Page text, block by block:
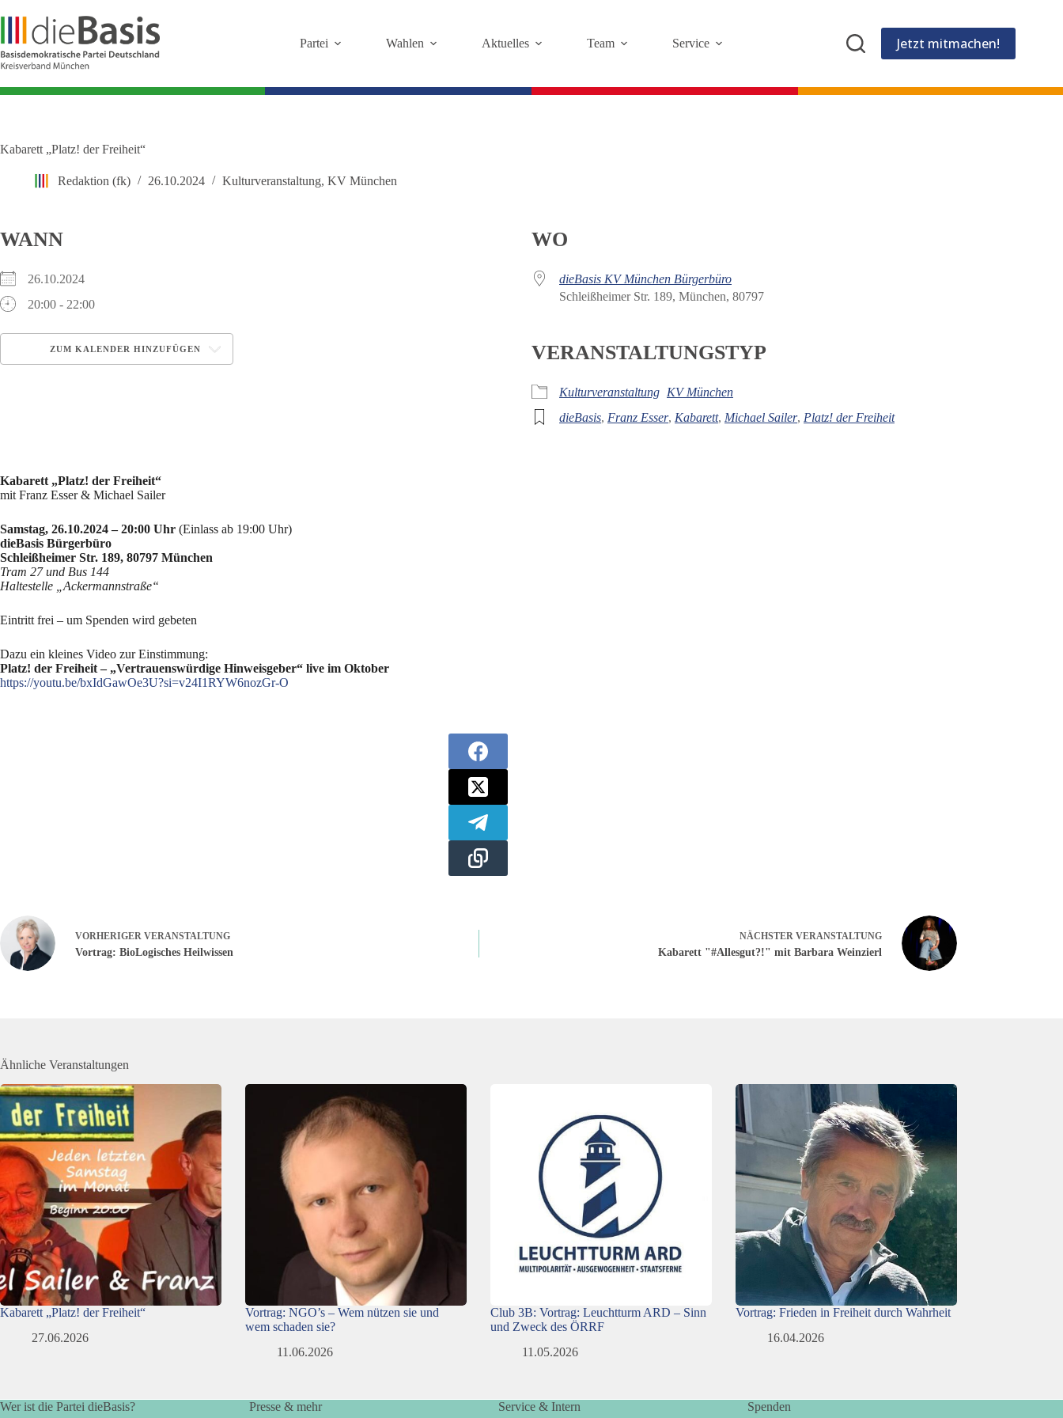
Inhalt
springen
Partei Wahlen Aktuelles Team Service Jetzt mitmachen!
Kabarett „Platz! der Freiheit“
Redaktion (fk) 26.10.2024 Kulturveranstaltung, KV München
WANN
26.10.2024
20:00 - 22:00
ZUM KALENDER HINZUFÜGEN
WO
dieBasis KV München Bürgerbüro
Schleißheimer Str. 189, München, 80797
VERANSTALTUNGSTYP
Kulturveranstaltung KV München
dieBasis, Franz Esser, Kabarett, Michael Sailer, Platz! der Freiheit
Kabarett „Platz! der Freiheit“
mit Franz Esser & Michael Sailer
Samstag, 26.10.2024 – 20:00 Uhr (Einlass ab 19:00 Uhr)
dieBasis Bürgerbüro
Schleißheimer Str. 189, 80797 München
Tram 27 und Bus 144
Haltestelle „Ackermannstraße“
Eintritt frei – um Spenden wird gebeten
Dazu ein kleines Video zur Einstimmung:
Platz! der Freiheit – „Vertrauenswürdige Hinweisgeber“ live im Oktober
https://youtu.be/bxIdGawOe3U?si=v24I1RYW6nozGr-O
VORHERIGER VERANSTALTUNG
Vortrag: BioLogisches Heilwissen
NÄCHSTER VERANSTALTUNG
Kabarett "#Allesgut?!" mit Barbara Weinzierl
Ähnliche Veranstaltungen
Kabarett „Platz! der Freiheit“
27.06.2026
Vortrag: NGO’s – Wem nützen sie und
wem schaden sie?
11.06.2026
Club 3B: Vortrag: Leuchtturm ARD – Sinn
und Zweck des ÖRRF
11.05.2026
Vortrag: Frieden in Freiheit durch Wahrheit
16.04.2026
Wer ist die Partei dieBasis? Presse & mehr Service & Intern Spenden